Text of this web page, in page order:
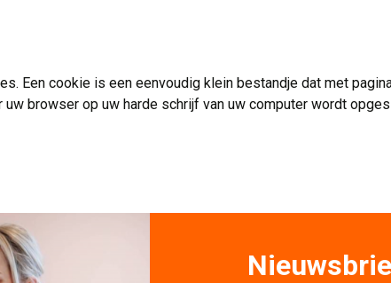
Een cookie is een eenvoudig klein bestandje dat met
browser op uw harde schrijf van uw computer wordt